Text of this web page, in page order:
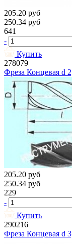
205.20 руб
250.34 руб
641
-
Купить
278079
Фреза Концевая d
205.20 руб
250.34 руб
229
-
Купить
290216
Фреза Концевая d